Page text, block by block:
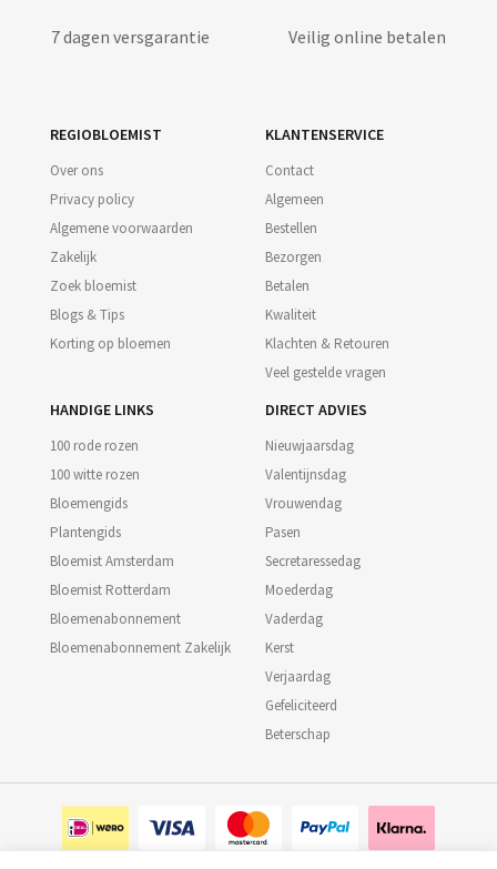
7 dagen versgarantie Veilig online betalen
REGIOBLOEMIST
Over ons
Privacy policy
Algemene voorwaarden
Zakelijk
Zoek bloemist
Blogs & Tips
Korting op bloemen
KLANTENSERVICE
Contact
Algemeen
Bestellen
Bezorgen
Betalen
Kwaliteit
Klachten & Retouren
Veel gestelde vragen
HANDIGE LINKS
100 rode rozen
100 witte rozen
Bloemengids
Plantengids
Bloemist Amsterdam
Bloemist Rotterdam
Bloemenabonnement
Bloemenabonnement Zakelijk
DIRECT ADVIES
Nieuwjaarsdag
Valentijnsdag
Vrouwendag
Pasen
Secretaressedag
Moederdag
Vaderdag
Kerst
Verjaardag
Gefeliciteerd
Beterschap